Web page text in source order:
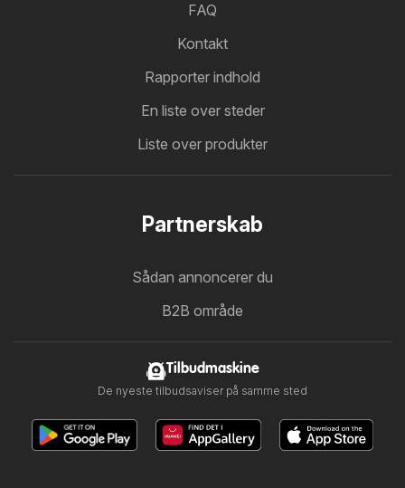
FAQ
Kontakt
Rapporter indhold
En liste over steder
Liste over produkter
Partnerskab
Sådan annoncerer du
B2B område
Tilbudmaskine
De nyeste tilbudsaviser på samme sted